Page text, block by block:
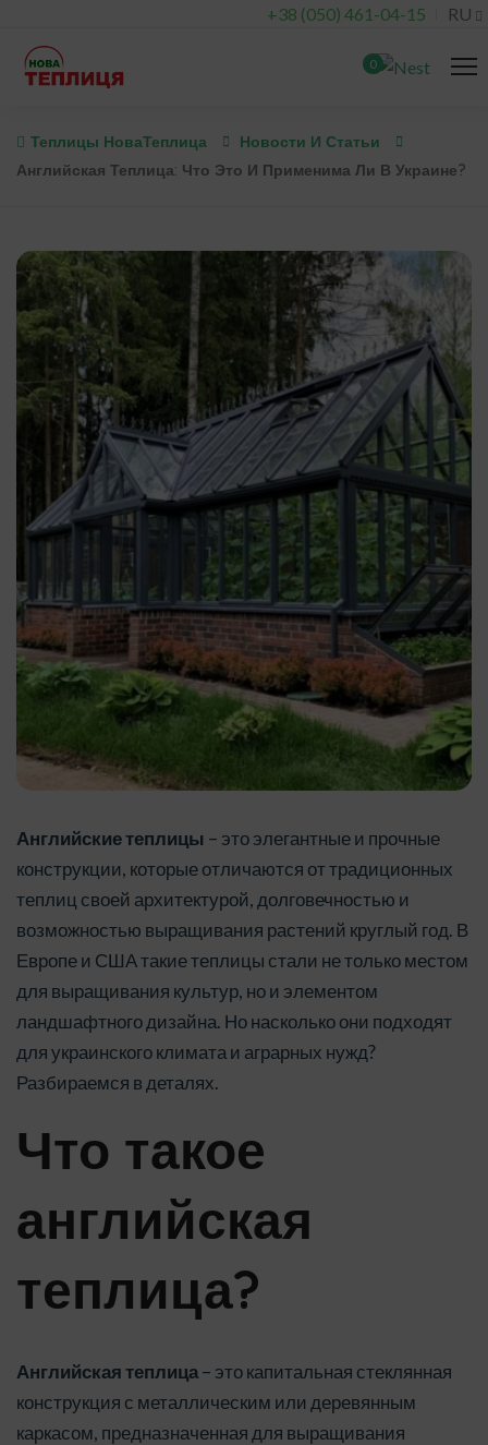
+38 (050) 461-04-15 RU
0
Теплицы НоваТеплица
Новости И Статьи
Английская Теплица: Что Это И Применима Ли В Украине?
Английские теплицы – это элегантные и прочные
конструкции, которые отличаются от традиционных
теплиц своей архитектурой, долговечностью и
возможностью выращивания растений круглый год. В
Европе и США такие теплицы стали не только местом
для выращивания культур, но и элементом
ландшафтного дизайна. Но насколько они подходят
для украинского климата и аграрных нужд?
Разбираемся в деталях.
Что такое
английская
теплица?
Английская теплица– это капитальная стеклянная
конструкция с металлическим или деревянным
каркасом, предназначенная для выращивания